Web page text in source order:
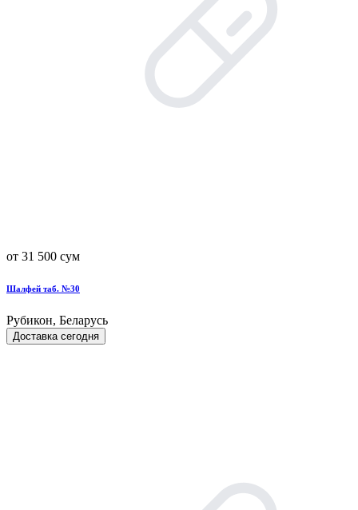
от 31 500 сум
Шалфей таб. №30
Рубикон, Беларусь
Доставка сегодня